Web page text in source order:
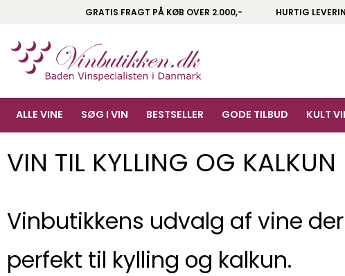
GRATIS FRAGT PÅ KØB OVER 2.000,- HURTIG
ALLE VINE SØG I VIN BESTSELLER GODE TILBUD KULT
VIN TIL KYLLING OG KALKUN
Vinbutikkens udvalg af vine
perfekt til kylling og kalkun.